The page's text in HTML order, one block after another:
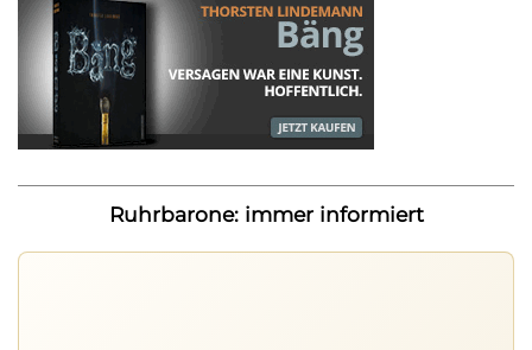
Ruhrbarone: immer informiert